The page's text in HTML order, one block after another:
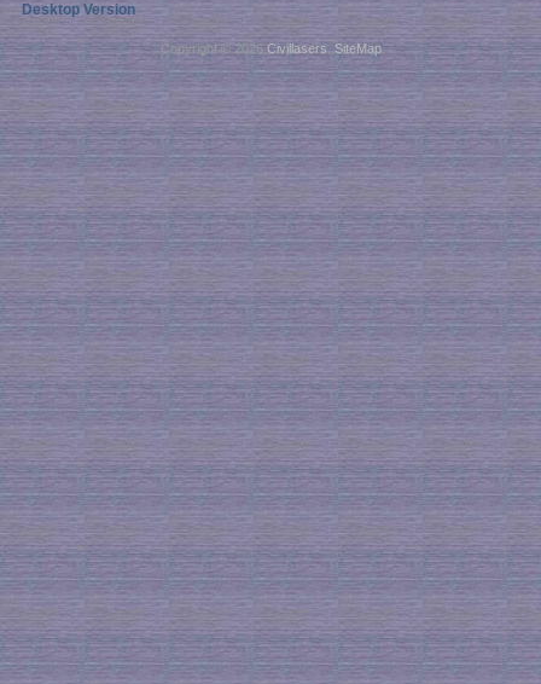
Desktop Version
Copyright © 2026 Civillasers SiteMap